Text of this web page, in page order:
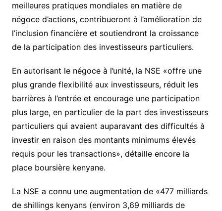
meilleures pratiques mondiales en matière de
négoce d’actions, contribueront à l’amélioration de
l’inclusion financière et soutiendront la croissance
de la participation des investisseurs particuliers.
En autorisant le négoce à l’unité, la NSE «offre une
plus grande flexibilité aux investisseurs, réduit les
barrières à l’entrée et encourage une participation
plus large, en particulier de la part des investisseurs
particuliers qui avaient auparavant des difficultés à
investir en raison des montants minimums élevés
requis pour les transactions», détaille encore la
place boursière kenyane.
La NSE a connu une augmentation de «477 milliards
de shillings kenyans (environ 3,69 milliards de